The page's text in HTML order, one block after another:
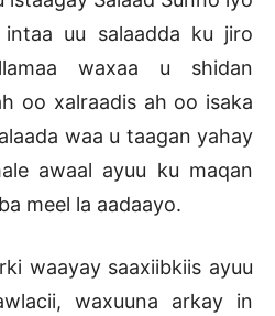
uu salaadda ku jiro
waxaa u shidan
oo xalraadis ah oo isaka
waa u taagan yahay
awaal ayuu ku maqan
meel la aadaayo.
waayay saaxiibkiis ayuu
waxuuna arkay in